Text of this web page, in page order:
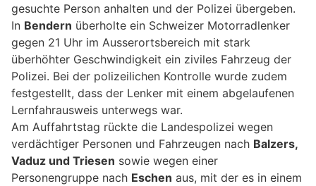
gesuchte Person anhalten und der Polizei übergeben.
In Bendern überholte ein Schweizer Motorradlenker
gegen 21 Uhr im Ausserortsbereich mit stark
überhöhter Geschwindigkeit ein ziviles Fahrzeug der
Polizei. Bei der polizeilichen Kontrolle wurde zudem
festgestellt, dass der Lenker mit einem abgelaufenen
Lernfahrausweis unterwegs war.
Am Auffahrtstag rückte die Landespolizei wegen
verdächtiger Personen und Fahrzeugen nach Balzers,
Vaduz und Triesen sowie wegen einer
Personengruppe nach Eschen aus, mit der es in einem